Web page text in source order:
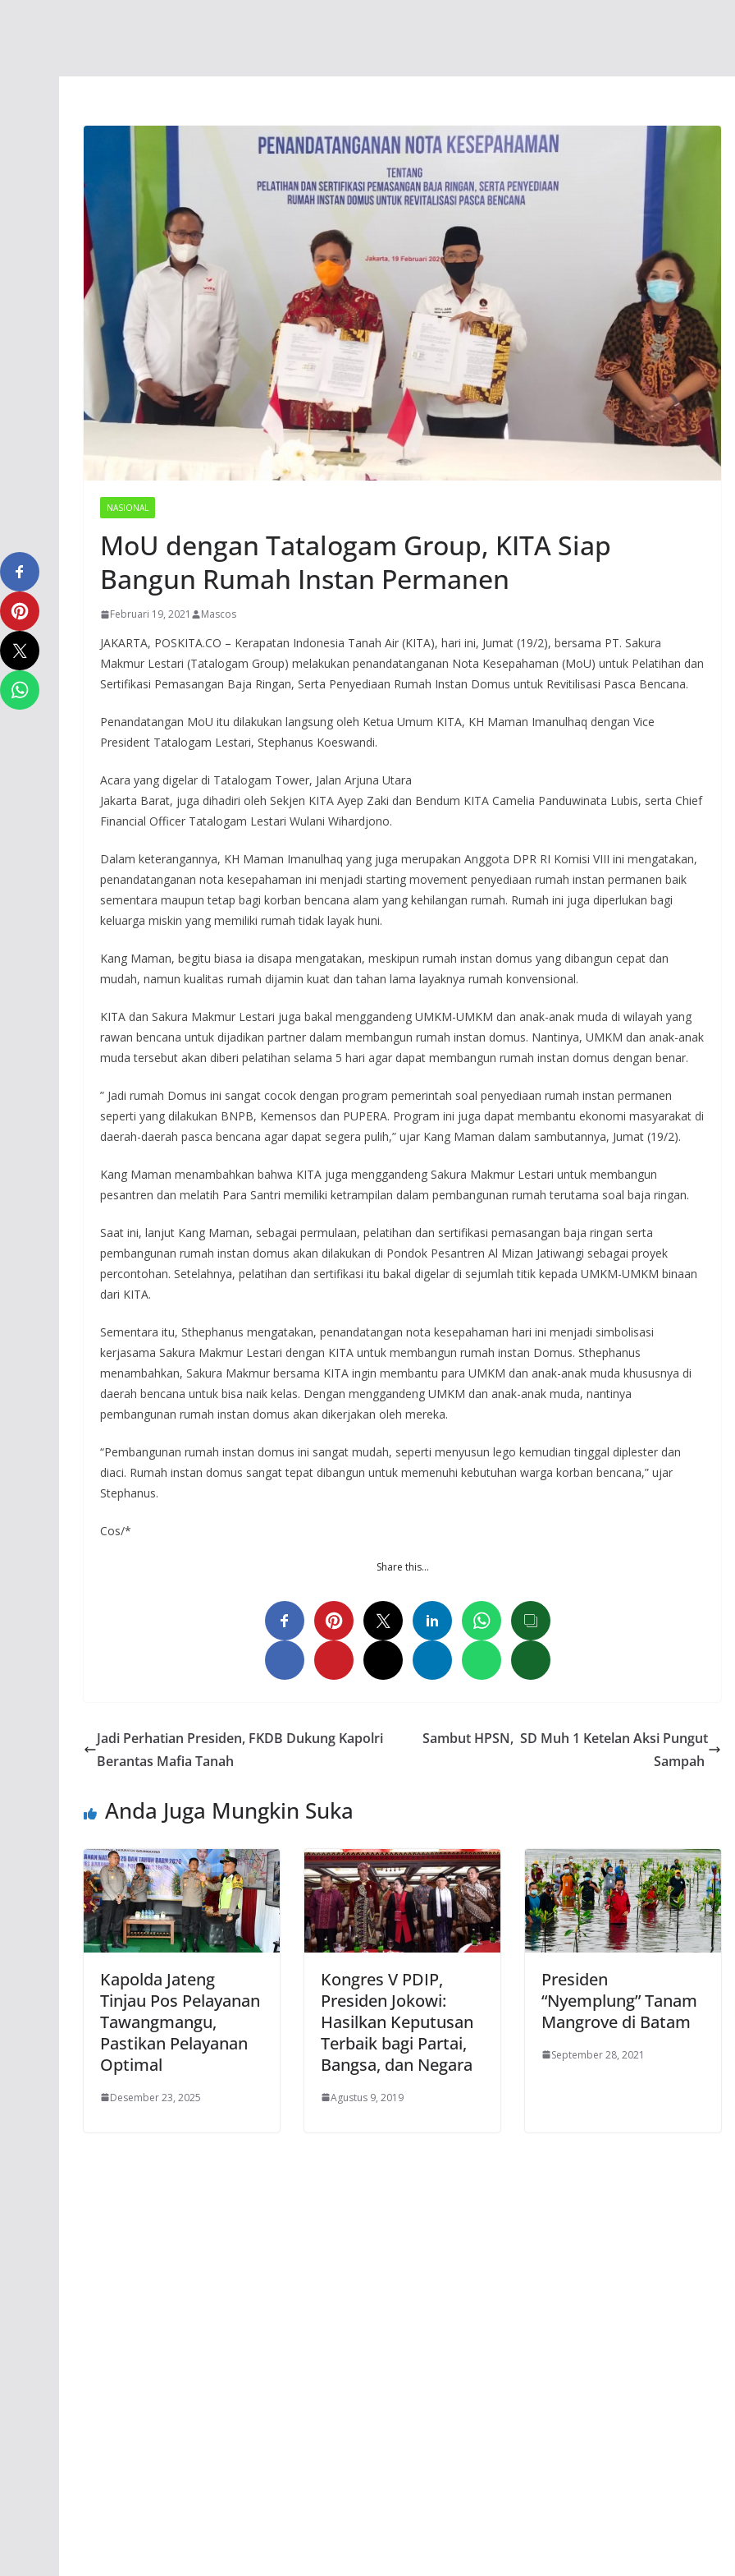
NASIONAL
MoU dengan Tatalogam Group, KITA Siap
Bangun Rumah Instan Permanen
Februari 19, 2021 Mascos
JAKARTA, POSKITA.CO – Kerapatan Indonesia Tanah Air (KITA), hari ini, Jumat (19/2), bersama PT. Sakura
Makmur Lestari (Tatalogam Group) melakukan penandatanganan Nota Kesepahaman (MoU) untuk Pelatihan dan
Sertifikasi Pemasangan Baja Ringan, Serta Penyediaan Rumah Instan Domus untuk Revitilisasi Pasca Bencana.
Penandatangan MoU itu dilakukan langsung oleh Ketua Umum KITA, KH Maman Imanulhaq dengan Vice
President Tatalogam Lestari, Stephanus Koeswandi.
Acara yang digelar di Tatalogam Tower, Jalan Arjuna Utara
Jakarta Barat, juga dihadiri oleh Sekjen KITA Ayep Zaki dan Bendum KITA Camelia Panduwinata Lubis, serta Chief
Financial Officer Tatalogam Lestari Wulani Wihardjono.
Dalam keterangannya, KH Maman Imanulhaq yang juga merupakan Anggota DPR RI Komisi VIII ini mengatakan,
penandatanganan nota kesepahaman ini menjadi starting movement penyediaan rumah instan permanen baik
sementara maupun tetap bagi korban bencana alam yang kehilangan rumah. Rumah ini juga diperlukan bagi
keluarga miskin yang memiliki rumah tidak layak huni.
Kang Maman, begitu biasa ia disapa mengatakan, meskipun rumah instan domus yang dibangun cepat dan
mudah, namun kualitas rumah dijamin kuat dan tahan lama layaknya rumah konvensional.
KITA dan Sakura Makmur Lestari juga bakal menggandeng UMKM-UMKM dan anak-anak muda di wilayah yang
rawan bencana untuk dijadikan partner dalam membangun rumah instan domus. Nantinya, UMKM dan anak-anak
muda tersebut akan diberi pelatihan selama 5 hari agar dapat membangun rumah instan domus dengan benar.
” Jadi rumah Domus ini sangat cocok dengan program pemerintah soal penyediaan rumah instan permanen
seperti yang dilakukan BNPB, Kemensos dan PUPERA. Program ini juga dapat membantu ekonomi masyarakat di
daerah-daerah pasca bencana agar dapat segera pulih,” ujar Kang Maman dalam sambutannya, Jumat (19/2).
Kang Maman menambahkan bahwa KITA juga menggandeng Sakura Makmur Lestari untuk membangun
pesantren dan melatih Para Santri memiliki ketrampilan dalam pembangunan rumah terutama soal baja ringan.
Saat ini, lanjut Kang Maman, sebagai permulaan, pelatihan dan sertifikasi pemasangan baja ringan serta
pembangunan rumah instan domus akan dilakukan di Pondok Pesantren Al Mizan Jatiwangi sebagai proyek
percontohan. Setelahnya, pelatihan dan sertifikasi itu bakal digelar di sejumlah titik kepada UMKM-UMKM binaan
dari KITA.
Sementara itu, Sthephanus mengatakan, penandatangan nota kesepahaman hari ini menjadi simbolisasi
kerjasama Sakura Makmur Lestari dengan KITA untuk membangun rumah instan Domus. Sthephanus
menambahkan, Sakura Makmur bersama KITA ingin membantu para UMKM dan anak-anak muda khususnya di
daerah bencana untuk bisa naik kelas. Dengan menggandeng UMKM dan anak-anak muda, nantinya
pembangunan rumah instan domus akan dikerjakan oleh mereka.
“Pembangunan rumah instan domus ini sangat mudah, seperti menyusun lego kemudian tinggal diplester dan
diaci. Rumah instan domus sangat tepat dibangun untuk memenuhi kebutuhan warga korban bencana,” ujar
Stephanus.
Cos/*
Share this…
Jadi Perhatian Presiden, FKDB Dukung Kapolri
Berantas Mafia Tanah
Sambut HPSN, SD Muh 1 Ketelan Aksi Pungut
Sampah
Anda Juga Mungkin Suka
Kapolda Jateng
Tinjau Pos Pelayanan
Tawangmangu,
Pastikan Pelayanan
Optimal
Desember 23, 2025
Kongres V PDIP,
Presiden Jokowi:
Hasilkan Keputusan
Terbaik bagi Partai,
Bangsa, dan Negara
Agustus 9, 2019
Presiden
“Nyemplung” Tanam
Mangrove di Batam
September 28, 2021